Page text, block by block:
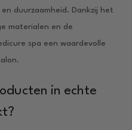
duurzaamheid. Dankzij het
materialen en de
spa een waardevolle
in echte